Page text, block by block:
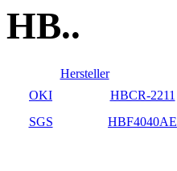
HB..
Hersteller
OKI
HBCR-2211
SGS HBF4040AE